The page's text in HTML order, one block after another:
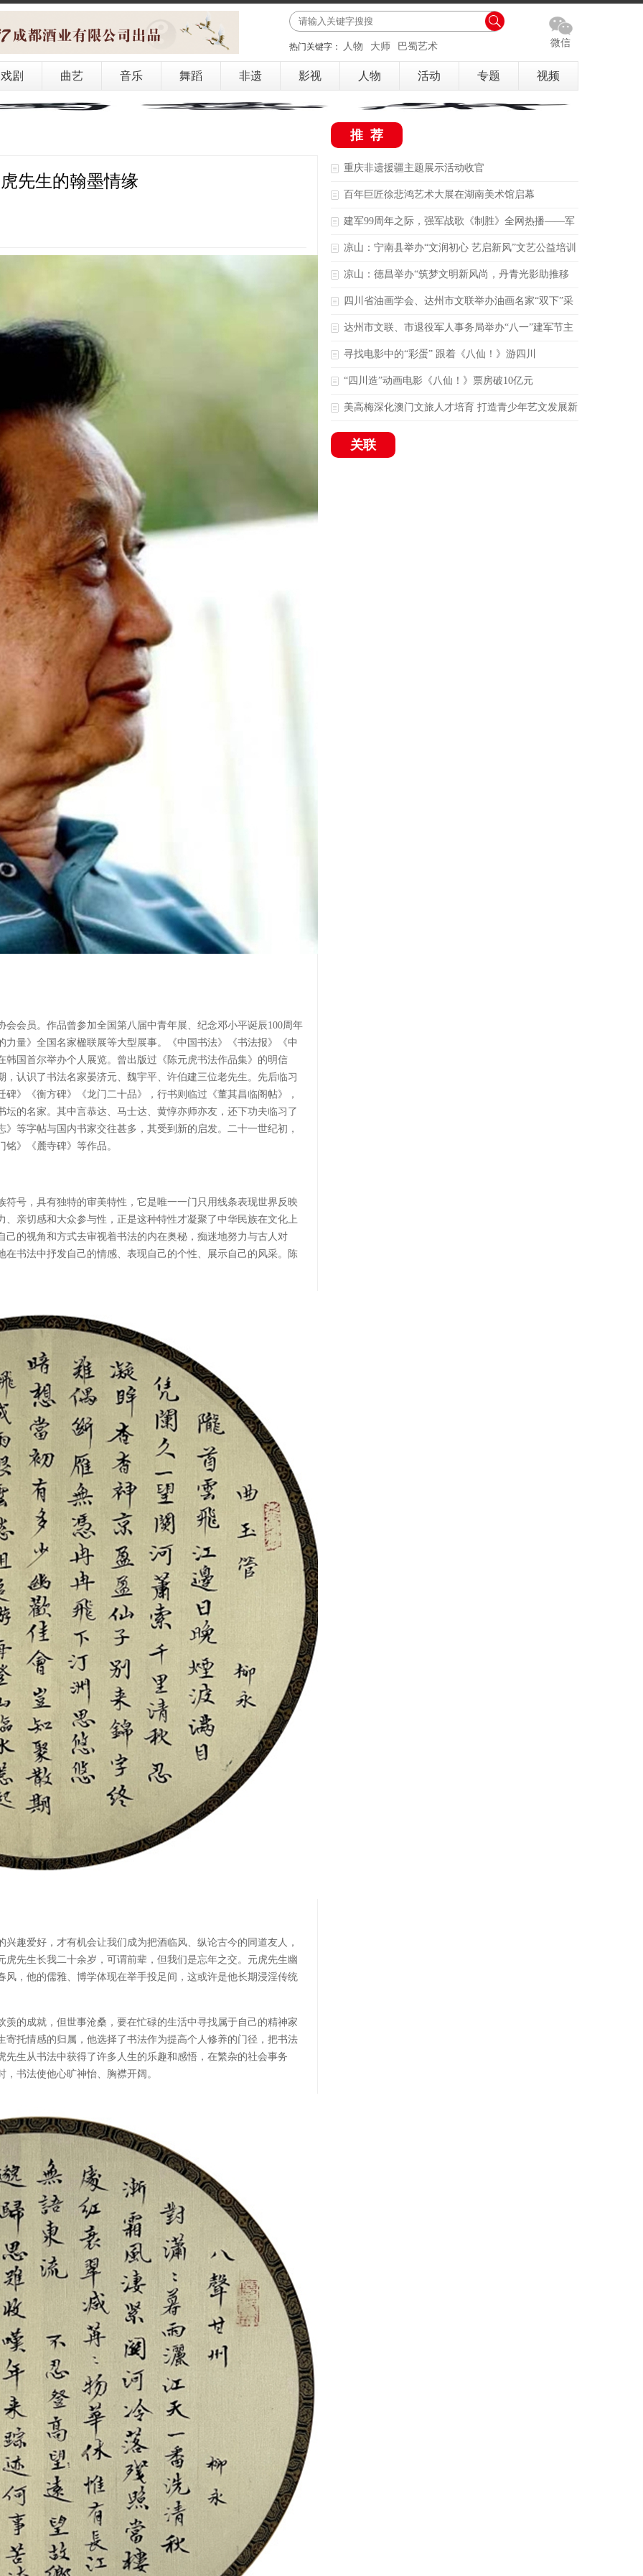
热门关键字： 人物 大师 巴蜀艺术 微信
戏剧 曲艺 音乐 舞蹈 非遗 影视 人物 活动 专题 视频
先生的翰墨情缘
会会员。作品曾参加全国第八届中青年展、纪念邓小平诞辰100周年
量》全国名家楹联展等大型展事。《中国书法》《书法报》《中
国首尔举办个人展览。曾出版过《陈元虎书法作品集》的明信
认识了书法名家晏济元、魏宇平、许伯建三位老先生。先后临习
》《衡方碑》《龙门二十品》，行书则临过《董其昌临阁帖》，
的名家。其中言恭达、马士达、黄惇亦师亦友，还下功夫临习了
等字帖与国内书家交往甚多，其受到新的启发。二十一世纪初，
》《麓寺碑》等作品。
号，具有独特的审美特性，它是唯一一门只用线条表现世界反映
亲切感和大众参与性，正是这种特性才凝聚了中华民族在文化上
的视角和方式去审视着书法的内在奥秘，痴迷地努力与古人对
书法中抒发自己的情感、表现自己的个性、展示自己的风采。陈
趣爱好，才有机会让我们成为把酒临风、纵论古今的同道友人，
先生长我二十余岁，可谓前辈，但我们是忘年之交。元虎先生幽
，他的儒雅、博学体现在举手投足间，这或许是他长期浸淫传统
的成就，但世事沧桑，要在忙碌的生活中寻找属于自己的精神家
托情感的归属，他选择了书法作为提高个人修养的门径，把书法
生从书法中获得了许多人生的乐趣和感悟，在繁杂的社会事务
书法使他心旷神怡、胸襟开阔。
推荐
重庆非遗援疆主题展示活动收官
百年巨匠徐悲鸿艺术大展在湖南美术馆启幕
建军99周年之际，强军战歌《制胜》全网热播——军
歌不能只写勇敢，还要写出智慧和胜战能力
凉山：宁南县举办“文润初心 艺启新风”文艺公益培训
班
凉山：德昌举办“筑梦文明新风尚，丹青光影助推移
风易俗”主题公益展
四川省油画学会、达州市文联举办油画名家“双下”采
风创作作品捐赠仪式
达州市文联、市退役军人事务局举办“八一”建军节主
题联谊活动
寻找电影中的“彩蛋” 跟着《八仙！》游四川
“四川造”动画电影《八仙！》票房破10亿元
美高梅深化澳门文旅人才培育 打造青少年艺文发展新
引擎
关联